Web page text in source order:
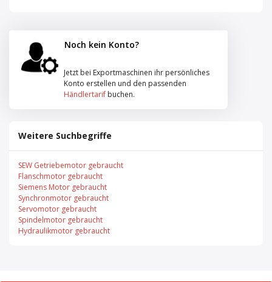
Noch kein Konto?
Jetzt bei Exportmaschinen ihr persönliches
Konto erstellen und den passenden
Händlertarif buchen.
Weitere Suchbegriffe
SEW Getriebemotor gebraucht
Flanschmotor gebraucht
Siemens Motor gebraucht
Synchronmotor gebraucht
Servomotor gebraucht
Spindelmotor gebraucht
Hydraulikmotor gebraucht